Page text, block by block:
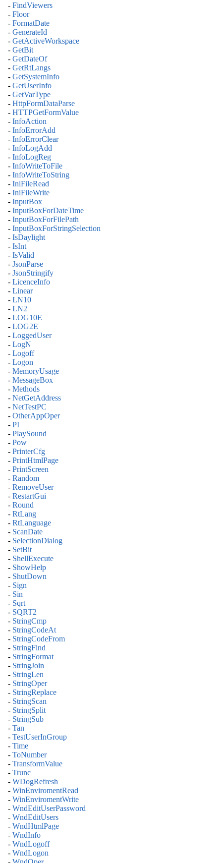
- FindViewers
- Floor
- FormatDate
- GenerateId
- GetActiveWorkspace
- GetBit
- GetDateOf
- GetRtLangs
- GetSystemInfo
- GetUserInfo
- GetVarType
- HttpFormDataParse
- HTTPGetFormValue
- InfoAction
- InfoErrorAdd
- InfoErrorClear
- InfoLogAdd
- InfoLogReg
- InfoWriteToFile
- InfoWriteToString
- IniFileRead
- IniFileWrite
- InputBox
- InputBoxForDateTime
- InputBoxForFilePath
- InputBoxForStringSelection
- IsDaylight
- IsInt
- IsValid
- JsonParse
- JsonStringify
- LicenceInfo
- Linear
- LN10
- LN2
- LOG10E
- LOG2E
- LoggedUser
- LogN
- Logoff
- Logon
- MemoryUsage
- MessageBox
- Methods
- NetGetAddress
- NetTestPC
- OtherAppOper
- PI
- PlaySound
- Pow
- PrinterCfg
- PrintHtmlPage
- PrintScreen
- Random
- RemoveUser
- RestartGui
- Round
- RtLang
- RtLanguage
- ScanDate
- SelectionDialog
- SetBit
- ShellExecute
- ShowHelp
- ShutDown
- Sign
- Sin
- Sqrt
- SQRT2
- StringCmp
- StringCodeAt
- StringCodeFrom
- StringFind
- StringFormat
- StringJoin
- StringLen
- StringOper
- StringReplace
- StringScan
- StringSplit
- StringSub
- Tan
- TestUserInGroup
- Time
- ToNumber
- TransformValue
- Trunc
- WDogRefresh
- WinEnviromentRead
- WinEnviromentWrite
- WndEditUserPassword
- WndEditUsers
- WndHtmlPage
- WndInfo
- WndLogoff
- WndLogon